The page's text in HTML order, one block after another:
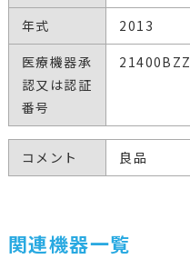
年式
2013
医療機器承
認又は認証
番号
コメント 良品
関連機器一覧